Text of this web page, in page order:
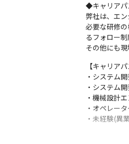
◆キャリアパ
弊社は、エ
必要な研修
るフォロー
その他にも
【キャリア
・システム
・システム
・機械設計
・オペレー
・未経験(異